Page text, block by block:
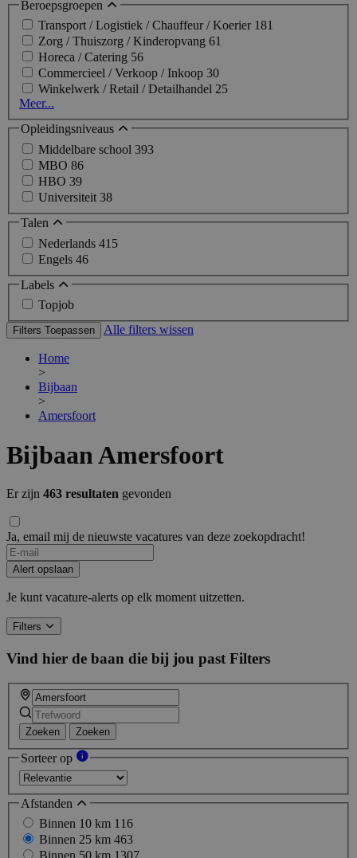
Beroepsgroepen
Transport / Logistiek / Chauffeur / Koerier 181
Zorg / Thuiszorg / Kinderopvang 61
Horeca / Catering 56
Commercieel / Verkoop / Inkoop 30
Winkelwerk / Retail / Detailhandel 25
Meer...
Opleidingsniveaus
Middelbare school 393
MBO 86
HBO 39
Universiteit 38
Talen
Nederlands 415
Engels 46
Labels
Topjob
Filters Toepassen Alle filters wissen
Home
>
Bijbaan
>
Amersfoort
Bijbaan Amersfoort
Er zijn 463 resultaten gevonden
Ja, email mij de nieuwste vacatures van deze zoekopdracht!
Alert opslaan
Je kunt vacature-alerts op elk moment uitzetten.
Filters
Vind hier de baan die bij jou past Filters
Zoeken Zoeken
Sorteer op
Afstanden
Binnen 10 km 116
Binnen 25 km 463